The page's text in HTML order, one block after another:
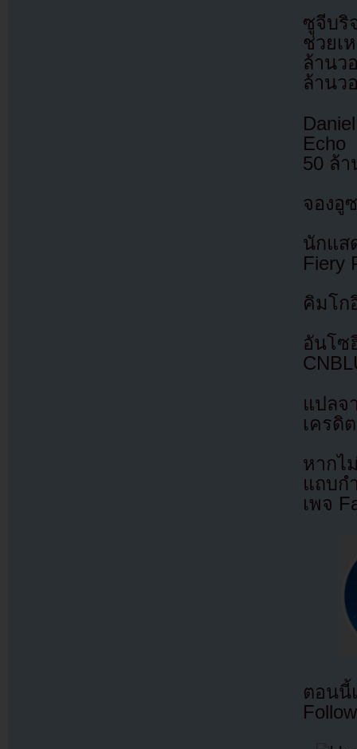
ซูจีบริ
ช่วยเ
ล้านว
ล้านว
Echo
50 ล้
จองอู
นักแส
Fiery
คิมโก
อันโ
แปล
เครดิ
หากไ
แถบก
เพจ
ตอนนี้